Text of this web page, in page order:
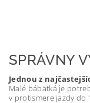
SPRÁVNY
Jednou z
Malé bábätká je
v protismere jazdy do